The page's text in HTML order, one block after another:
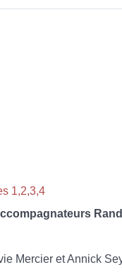
1,2,3,4
Mercier et Annick